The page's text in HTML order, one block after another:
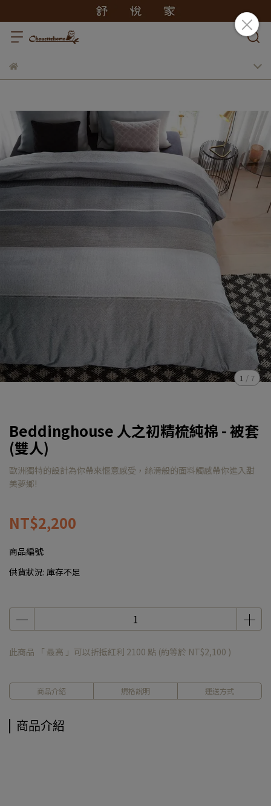
1 / 7
Beddinghouse 人之初精梳純棉 - 被套
(雙人)
歐洲獨特的設計為你帶來愜意感受，絲滑般的面料觸感帶你進入甜
美夢鄉!
NT$2,200
商品編號:
供貨狀況: 庫存不足
此商品 「 最高 」可以折抵紅利 2100 點 (約等於 NT$2,100 )
商品介紹 規格說明 運送方式
商品介紹